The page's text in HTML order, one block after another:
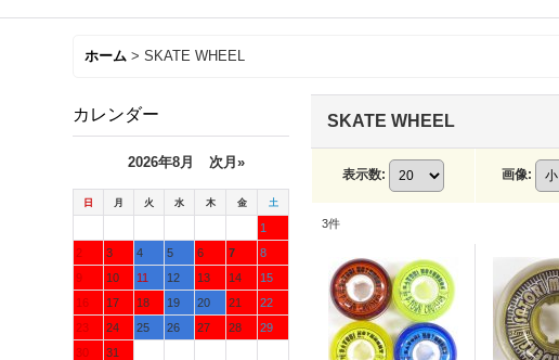
ホーム > SKATE WHEEL
カレンダー
2026年8月 次月»
日 月 火 水 木 金 土
1
2
3 4 5 6 7
8
9
10 11 12 13 14
15
16
17 18 19 20 21
22
23
24 25 26 27 28
29
30
31
SKATE WHEEL
表示数: 画像:
3件